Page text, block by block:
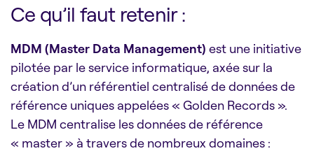
Ce qu’il faut retenir :
MDM (Master Data Management) est une initiative
pilotée par le service informatique, axée sur la
création d’un référentiel centralisé de données de
référence uniques appelées « Golden Records ».
Le MDM centralise les données de référence
« master » à travers de nombreux domaines :